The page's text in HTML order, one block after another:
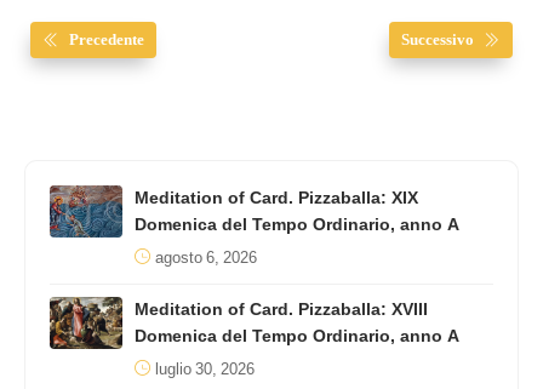
Precedente Successivo
Meditation of Card. Pizzaballa: XIX
Domenica del Tempo Ordinario, anno A
agosto 6, 2026
Meditation of Card. Pizzaballa: XVIII
Domenica del Tempo Ordinario, anno A
luglio 30, 2026